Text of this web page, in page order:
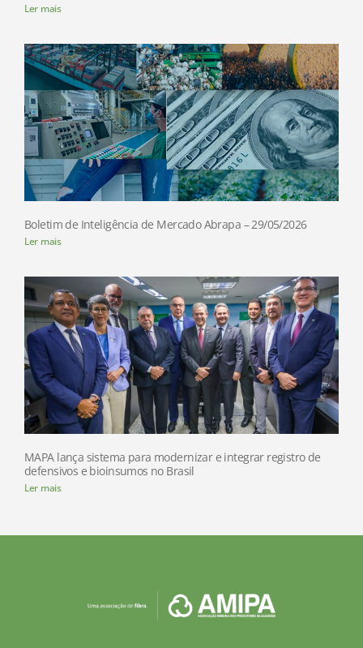
Ler mais
Boletim de Inteligência de Mercado Abrapa – 29/05/2026
Ler mais
MAPA lança sistema para modernizar e integrar registro de
defensivos e bioinsumos no Brasil
Ler mais